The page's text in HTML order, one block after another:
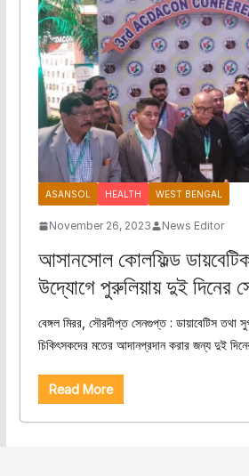
ASANSOL HEALTH WEST BENGAL
November 26, 2023 News Editor
আসানসোল কোলফিল্ড
উদ্যোগে পুরুলিয়ায় দুই দিনের
বেঙ্গল মিরর, সৌরদীপ্ত সেনগুপ্ত : ডায়াবেটিস তথা
চিকিৎসকদের মতের আদানপ্রদান করার জন্য দুই
Read More